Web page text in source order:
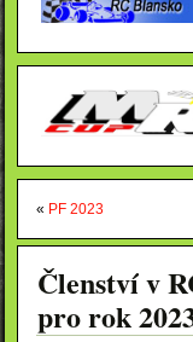
« PF 2023
Členství v
pro rok